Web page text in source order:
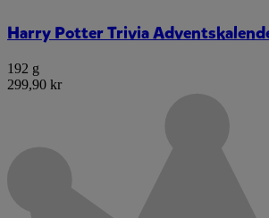
Harry Potter Trivia
192 g
299,90 kr